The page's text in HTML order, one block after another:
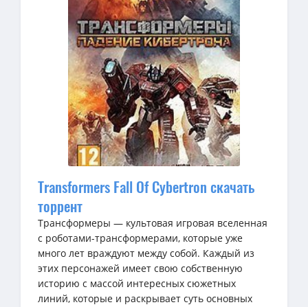
Transformers Fall Of Cybertron скачать
торрент
Трансформеры — культовая игровая вселенная
с роботами-трансформерами, которые уже
много лет враждуют между собой. Каждый из
этих персонажей имеет свою собственную
историю с массой интересных сюжетных
линий, которые и раскрывает суть основных